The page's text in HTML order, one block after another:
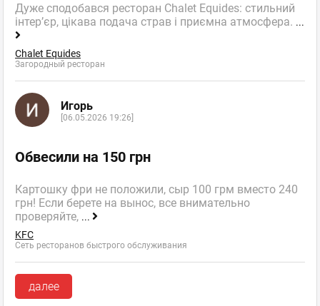
Дуже сподобався ресторан Chalet Equides: стильний
інтер’єр, цікава подача страв і приємна атмосфера. ...
Chalet Equides
Загородный ресторан
Игорь
[06.05.2026 19:26]
Обвесили на 150 грн
Картошку фри не положили, сыр 100 грм вместо 240
грн! Если берете на вынос, все внимательно
проверяйте, ...
KFC
Сеть ресторанов быстрого обслуживания
далее